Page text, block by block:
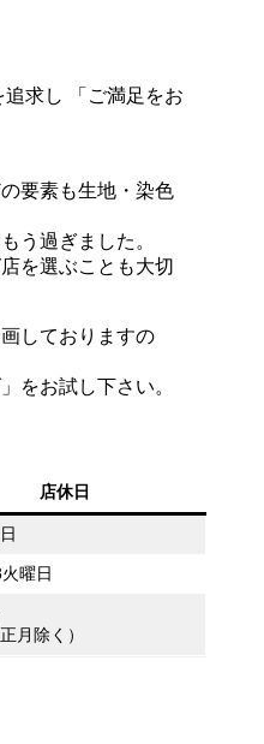
求し 「ご満足をお
要素も生地・染色
う過ぎました。
を選ぶことも大切
しておりますの
をお試し下さい。
店休日
曜日
月除く）